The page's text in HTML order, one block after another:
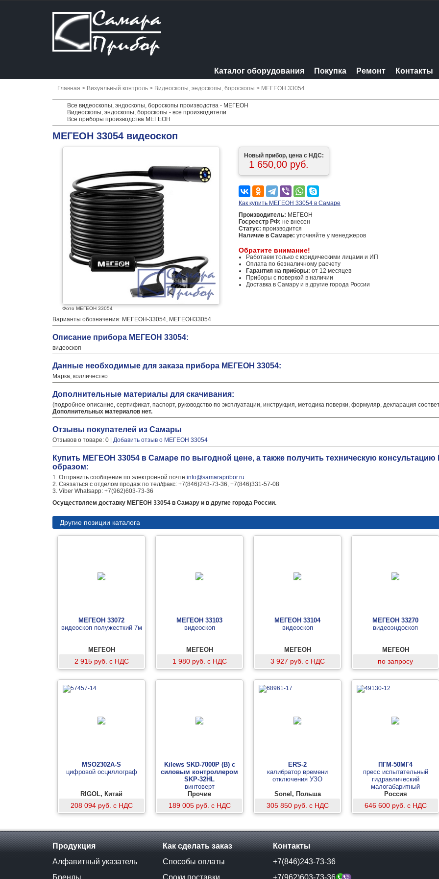
Каталог оборудования Покупка Ремонт Контакты
Главная > Визуальный контроль > Видеоскопы, эндоскопы, бороскопы > МЕГЕОН 33054
Все видеоскопы, эндоскопы, бороскопы производства - МЕГЕОН
Видеоскопы, эндоскопы, бороскопы - все производители
Все приборы производства МЕГЕОН
МЕГЕОН 33054 видеоскоп
Фото МЕГЕОН 33054
Новый прибор, цена с НДС:
1 650,00 руб.
Как купить МЕГЕОН 33054 в Самаре
Производитель: МЕГЕОН
Госреестр РФ: не внесен
Статус: производится
Наличие в Самаре: уточняйте у менеджеров
Обратите внимание!
Работаем только с юридическими лицами и ИП
Оплата по безналичному расчету
Гарантия на приборы: от 12 месяцев
Приборы с поверкой в наличии
Доставка в Самару и в другие города России
Варианты обозначения: МЕГЕОН-33054, МЕГЕОН33054
Описание прибора МЕГЕОН 33054:
видеоскоп
Данные необходимые для заказа прибора МЕГЕОН 33054:
Марка, колличество
Дополнительные материалы для скачивания:
(подробное описание, сертификат, паспорт, руководство по эксплуатации, инструкция, методика поверки, формуляр, декларация
Дополнительных материалов нет.
Отзывы покупателей из Самары
Отзывов о товаре: 0 | Добавить отзыв о МЕГЕОН 33054
Купить МЕГЕОН 33054 в Самаре по выгодной цене, а также получить техническую
образом:
1. Отправить сообщение по электронной почте info@samarapribor.ru
2. Связаться с отделом продаж по тел/факс: +7(846)243-73-36, +7(846)331-57-08
3. Viber Whatsapp: +7(962)603-73-36
Осуществляем доставку МЕГЕОН 33054 в Самару и в другие города России.
Другие позиции каталога
МЕГЕОН 33072
видеоскоп полужесткий 7м
МЕГЕОН
2 915 руб. с НДС
МЕГЕОН 33103
видеоскоп
МЕГЕОН
1 980 руб. с НДС
МЕГЕОН 33104
видеоскоп
МЕГЕОН
3 927 руб. с НДС
МЕГЕОН 33270
видеоэндоскоп
МЕГЕОН
по запросу
MSO2302A-S
цифровой осциллограф
RIGOL, Китай
208 094 руб. с НДС
Kilews SKD-7000P (B) с
силовым контроллером
SKP-32HL
винтоверт
Прочие
189 005 руб. с НДС
ERS-2
калибратор времени
отключения УЗО
Sonel, Польша
305 850 руб. с НДС
ПГМ-50МГ4
пресс испытательный
гидравлический
малогабаритный
Россия
646 600 руб. с НДС
Продукция
Алфавитный указатель
Бренды
Как сделать заказ
Способы оплаты
Сроки поставки
Контакты
+7(846)243-73-36
+7(962)603-73-36